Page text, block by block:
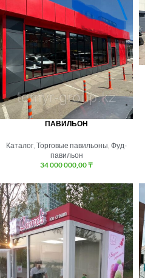
ПАВИЛЬОН
Каталог Торговые павильоны Фуд-
павильон
34 000 000,00₸